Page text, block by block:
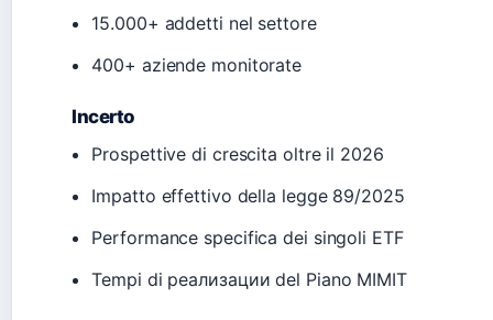
15.000+ addetti nel settore
400+ aziende monitorate
Incerto
Prospettive di crescita oltre il 2026
Impatto effettivo della legge 89/2025
Performance specifica dei singoli ETF
Tempi di реализации del Piano MIMIT